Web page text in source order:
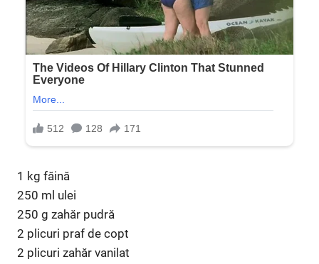
1 kg făină
250 ml ulei
250 g zahăr pudră
2 plicuri praf de copt
2 plicuri zahăr vanilat